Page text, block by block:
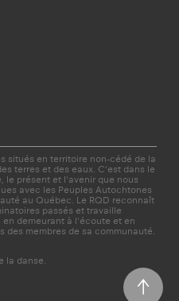
situés en territoire non-cédé de la
terres et des eaux. C’est dans le
le présent et l'avenir que nous
avec les Peuples Autochtones
au Québec. Le RQD reconnaît
passés et travaille
demeurant à l'écoute et en
membres de sa communauté.
la danse.